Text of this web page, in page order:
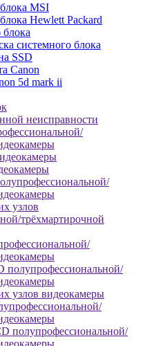
MSI
Hewlett Packard
блока
системного блока
SSD
Canon
5d mark ii
неисправности
узлов
трёхмартирочной
полупрофессиональной/
узлов видеокамеры
полупрофессиональной/